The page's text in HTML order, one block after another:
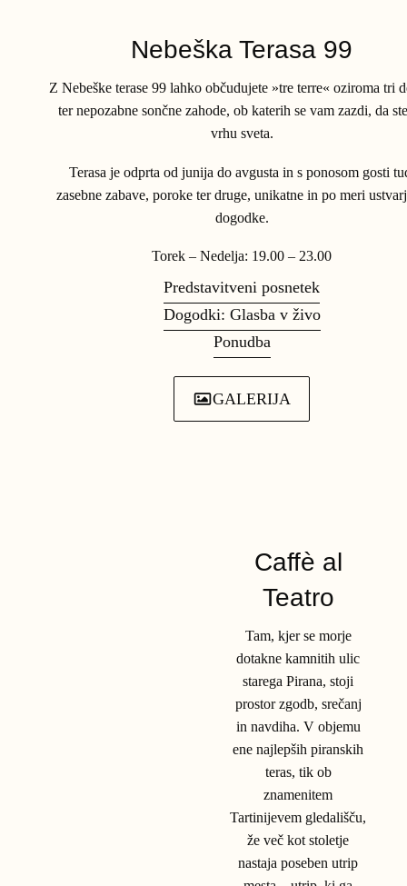
Nebeška Terasa 99
Z Nebeške terase 99 lahko občudujete »tre terre« oziroma tri
ter nepozabne sončne zahode, ob katerih se vam zazdi, da
vrhu sveta.
Terasa je odprta od junija do avgusta in s ponosom gosti
zasebne zabave, poroke ter druge, unikatne in po meri
dogodke.
Torek – Nedelja: 19.00 – 23.00
Predstavitveni posnetek
Dogodki: Glasba v živo
Ponudba
GALERIJA
Caffè al
Teatro
Tam, kjer se morje
dotakne kamnitih ulic
starega Pirana, stoji
prostor zgodb, srečanj
in navdiha. V objemu
ene najlepših piranskih
teras, tik ob
znamenitem
Tartinijevem gledališču,
že več kot stoletje
nastaja poseben utrip